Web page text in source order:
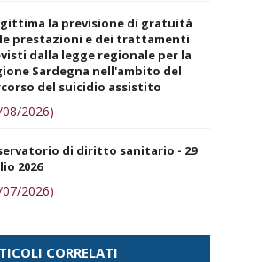
la previsione di gratuità
prestazioni e dei trattamenti
dalla legge regionale per la
Sardegna nell'ambito del
del suicidio assistito
2026)
di diritto sanitario - 29
2026
2026)
CORRELATI